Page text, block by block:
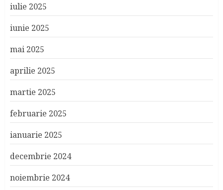
iulie 2025
iunie 2025
mai 2025
aprilie 2025
martie 2025
februarie 2025
ianuarie 2025
decembrie 2024
noiembrie 2024